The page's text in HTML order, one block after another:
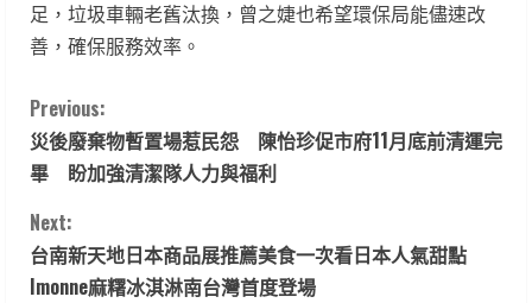
足，垃圾車輛老舊汰換，曾之婕也希望環保局能儘速改
善，確保服務效率。
C
o
n
t
Previous:
災後廢棄物暫置場惹民怨 陳怡珍促市府11月底前清運完
畢 盼加強清潔隊人力與福利
Next:
台南新天地日本商品展推薦美食一次看日本人氣甜點
Imonne麻糬冰淇淋南台灣首度登場